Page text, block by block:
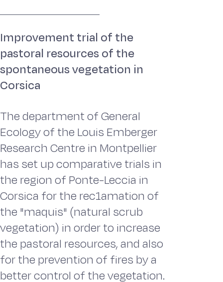
Improvement trial of the
pastoral resources of the
spontaneous vegetation in
Corsica
The department of General
Ecology of the Louis Emberger
Research Centre in Montpellier
has set up comparative trials in
the region of Ponte-Leccia in
Corsica for the rec1amation of
the "maquis" (natural scrub
vegetation) in order to increase
the pastoral resources, and also
for the prevention of fires by a
better control of the vegetation.